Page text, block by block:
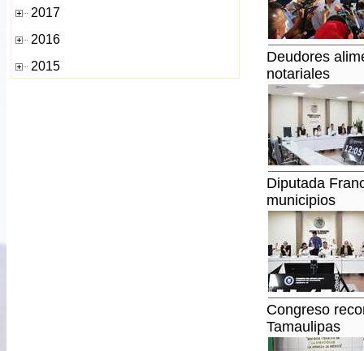
Deudores
notariales
Diputada
municipios
Congreso
Tamaulipas